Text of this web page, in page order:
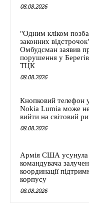
08.08.2026
"Одним кліком
законних
Омбудсман заявив
порушення у
ТЦК
08.08.2026
Кнопковий телефон
Nokia Lumia може
вийти на світовий
08.08.2026
Армія США усунула
командувача
координації
корпусу
08.08.2026